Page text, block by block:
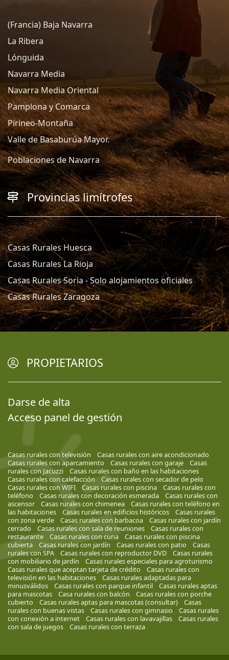
(Francia) Baja Navarra
La Ribera
Lónguida
Navarra Media
Navarra Media Oriental
Pamplona y Comarca
Pirineo-Montaña
Valle de Basaburúa Mayor.
Poblaciones de Navarra
Provincias limítrofes
Casas Rurales Huesca
Casas Rurales La Rioja
Casas Rurales Soria - Solo alojamientos oficiales
Casas Rurales Zaragoza
PROPIETARIOS
Darse de alta
Acceso panel de gestión
Casas rurales con televisión
Casas rurales con aire acondicionado
Casas rurales con aparcamiento
Casas rurales con garaje
Casas
rurales con Jacuzzi
Casas rurales con baño en las habitaciones
Casas rurales con calefacción
Casas rurales con secador de pelo
Casas rurales con WIFI
Casas rurales con piscina
Casas rurales con
teléfono
Casas rurales con decoración esmerada
Casas rurales con
ascensor
Casas rurales con chimenea
Casas rurales con teléfono en
las habitaciones
Casas rurales en edificios históricos
Casas rurales
con zona verde
Casas rurales con barbacoa
Casas rurales con jardín
cerrado
Casas rurales con sala de reuniones
Casas rurales con
restaurante
Casas rurales con cuna
Casas rurales con piscina
cubierta
Casas rurales con jardín Casas rurales con patio
Casas
rurales con SPA
Casas rurales con reproductor DVD
Casas rurales
con mobiliario de jardín
Casas rurales especiales para agroturismo
Casas rurales que aceptan tarjeta de crédito
Casas rurales con
televisión en las habitaciones
Casas rurales adaptadas para
minusválidos
Casas rurales con parque infantil
Casas rurales aptas
para mascotas
Casa rurales con balcón
Casas rurales con porche
cubierto
Casas rurales aptas para mascotas (consultar)
Casas
rurales con buenas vistas
Casas rurales con gimnasio
Casas rurales
con conexión a internet
Casas rurales con lavavajillas
Casas rurales
con sala de juegos
Casas rurales con terraza